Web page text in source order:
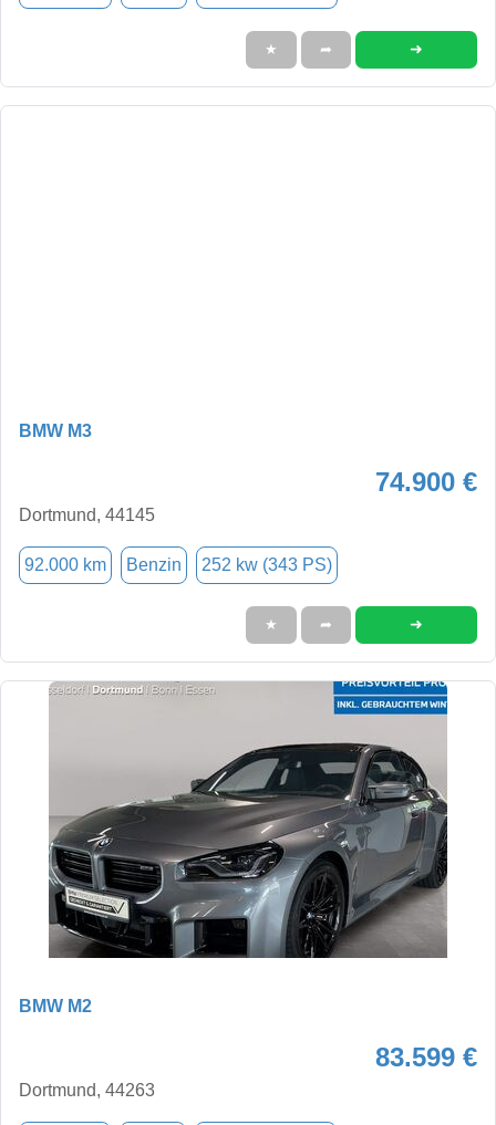
★ ➦ ➜
BMW M3
74.900 €
Dortmund, 44145
92.000 km Benzin 252 kw (343 PS)
★ ➦ ➜
BMW M2
83.599 €
Dortmund, 44263